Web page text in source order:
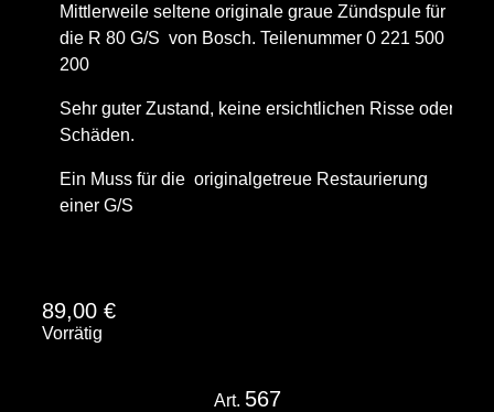
Mittlerweile seltene originale graue Zündspule für
die R 80 G/S von Bosch. Teilenummer 0 221 500
200
Sehr guter Zustand, keine ersichtlichen Risse oder
Schäden.
Ein Muss für die originalgetreue Restaurierung
einer G/S
89,00 €
Vorrätig
Art. 567